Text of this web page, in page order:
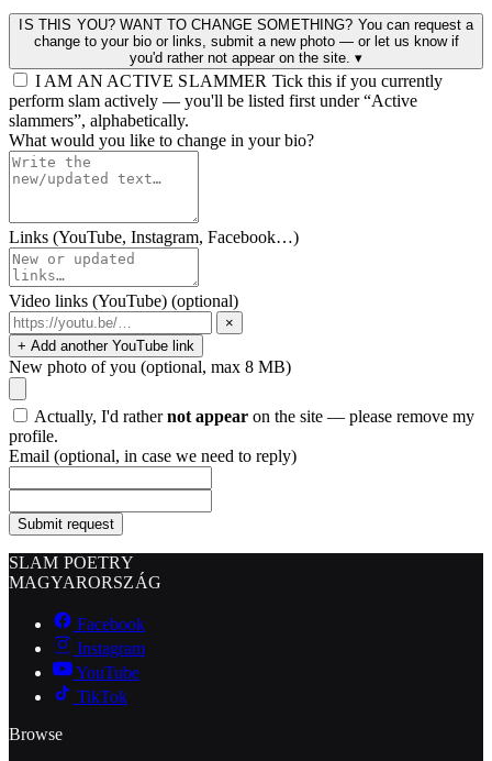
IS THIS YOU? WANT TO CHANGE SOMETHING? You can request a
change to your bio or links, submit a new photo — or let us know if
you'd rather not appear on the site. ▾
I AM AN ACTIVE SLAMMER Tick this if you currently
perform slam actively — you'll be listed first under “Active
slammers”, alphabetically.
What would you like to change in your bio?
Links (YouTube, Instagram, Facebook…)
Video links (YouTube) (optional)
×
+ Add another YouTube link
New photo of you (optional, max 8 MB)
Actually, I'd rathernot appear on the site — please remove my
profile.
Email (optional, in case we need to reply)
Submit request
SLAM POETRY
MAGYARORSZÁG
Facebook
Instagram
YouTube
TikTok
Browse